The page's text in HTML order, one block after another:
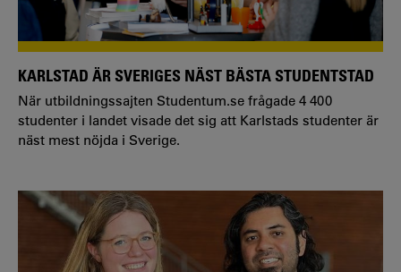
KARLSTAD ÄR SVERIGES NÄST BÄSTA STUDENTSTAD
När utbildningssajten Studentum.se frågade 4 400
studenter i landet visade det sig att Karlstads studenter är
näst mest nöjda i Sverige.